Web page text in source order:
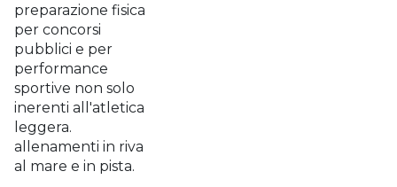
preparazione fisica
per concorsi
pubblici e per
performance
sportive non solo
inerenti all'atletica
leggera.
allenamenti in riva
al mare e in pista.